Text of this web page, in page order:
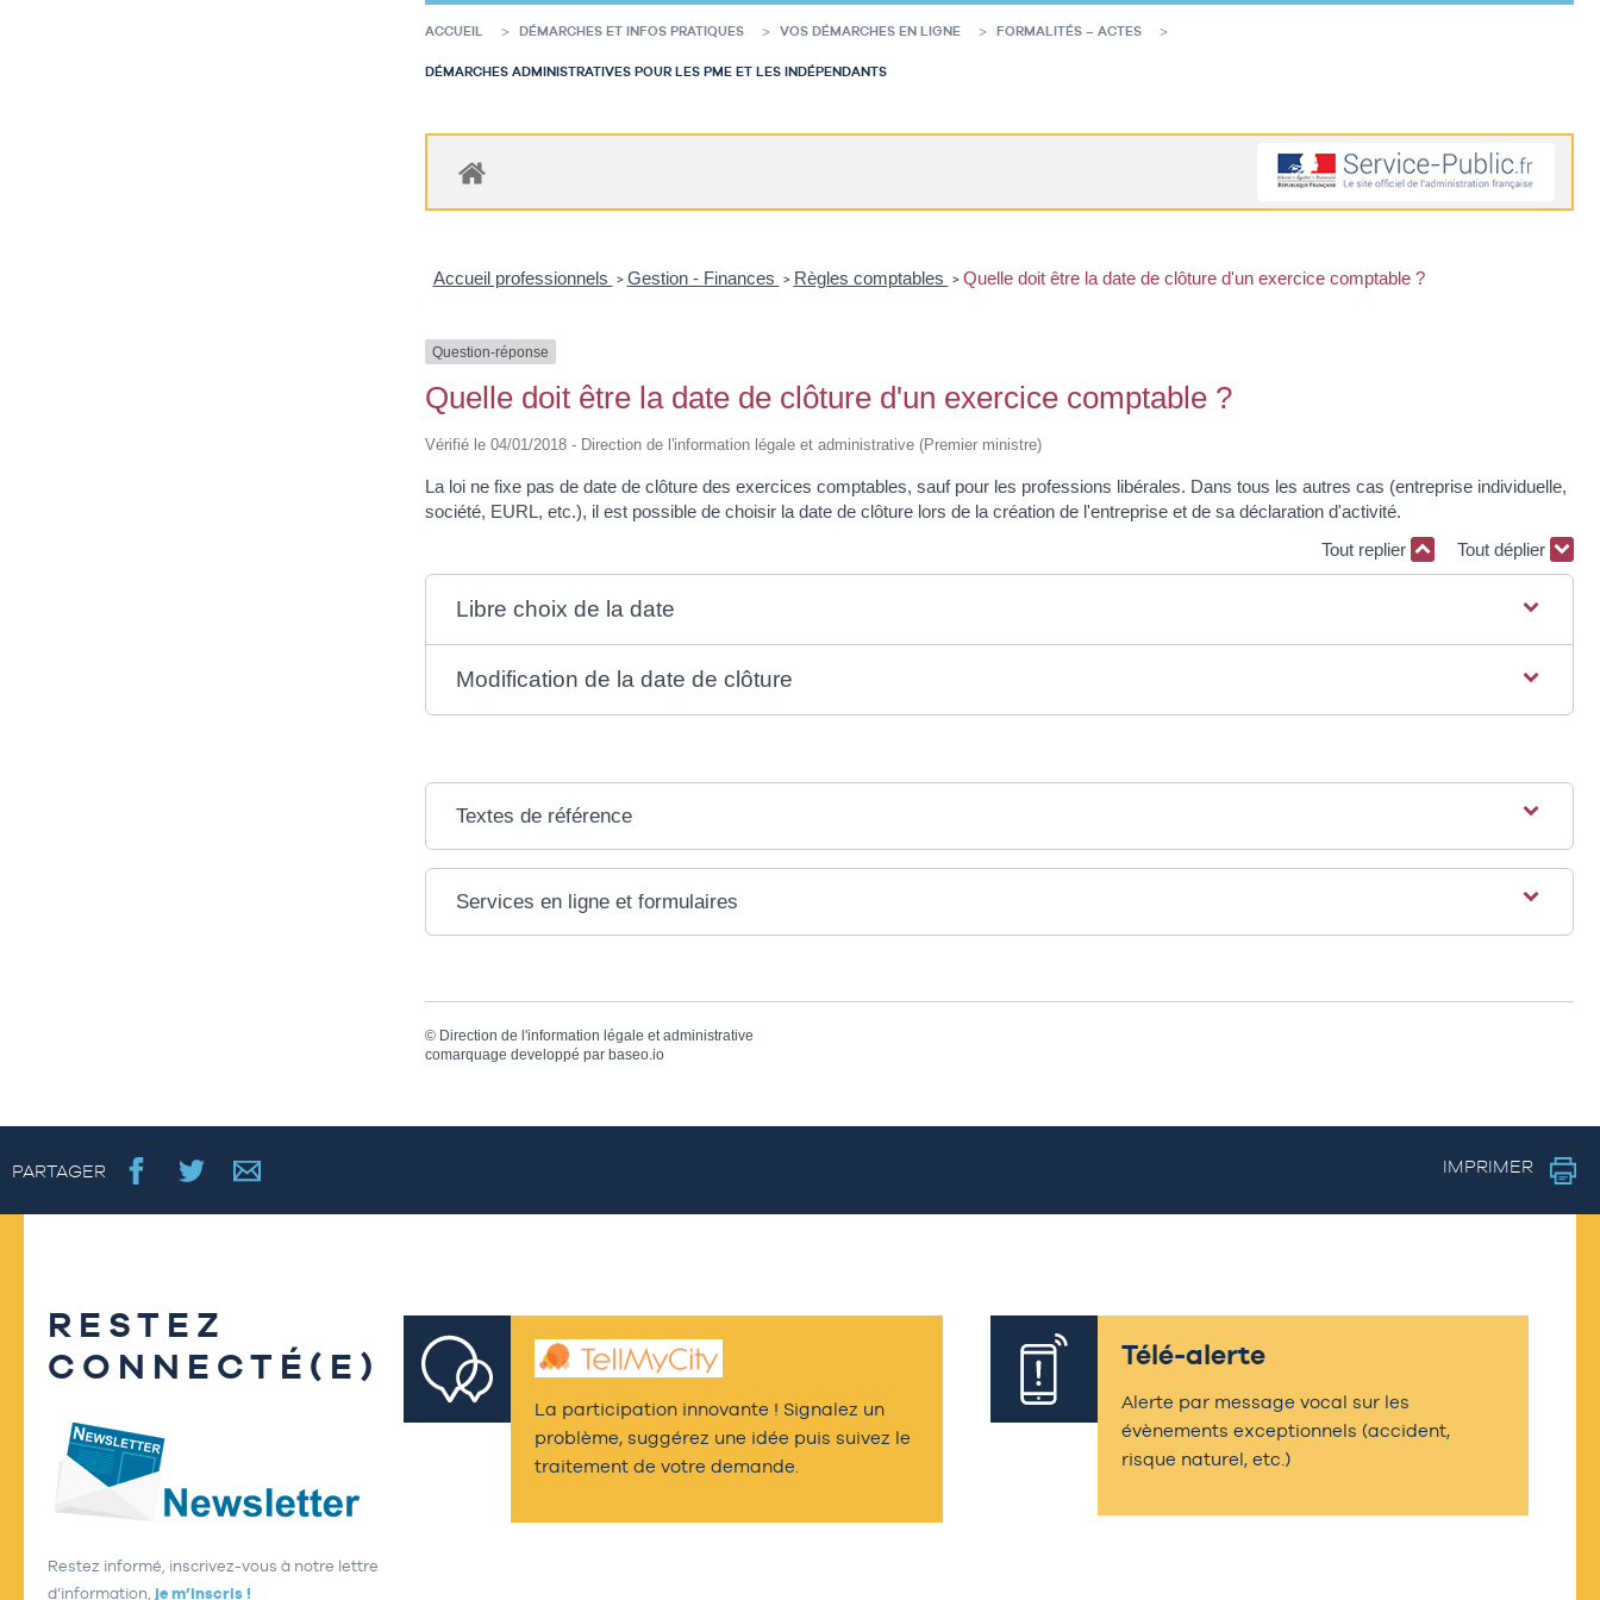
ACCUEIL DÉMARCHES ET INFOS PRATIQUES VOS DÉMARCHES EN LIGNE FORMALITÉS – ACTES
DÉMARCHES ADMINISTRATIVES POUR LES PME ET LES INDÉPENDANTS
Accueil professionnels > Gestion - Finances > Règles comptables > Quelle doit être la date de clôture d'un exercice comptable ?
Question-réponse
Quelle doit être la date de clôture d'un exercice comptable ?
Vérifié le 04/01/2018 - Direction de l'information légale et administrative (Premier ministre)
La loi ne fixe pas de date de clôture des exercices comptables, sauf pour les professions libérales. Dans tous les autres cas (entreprise individuelle,
société, EURL, etc.), il est possible de choisir la date de clôture lors de la création de l'entreprise et de sa déclaration d'activité.
Tout replier
Tout déplier
Libre choix de la date
Modification de la date de clôture
Textes de référence
Services en ligne et formulaires
© Direction de l'information légale et administrative
comarquage developpé par baseo.io
PARTAGER IMPRIMER
RESTEZ
CONNECTÉ(E)
Restez informé, inscrivez-vous à notre lettre
d’information, je m’inscris !
La participation innovante ! Signalez un
problème, suggérez une idée puis suivez le
traitement de votre demande.
Télé-alerte
Alerte par message vocal sur les
évènements exceptionnels (accident,
risque naturel, etc.)